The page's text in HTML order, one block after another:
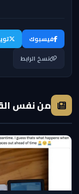
فيسبوك
نسخ الرابط
من نفس